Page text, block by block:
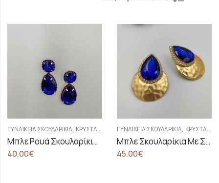
ΓΥΝΑΙΚΕΊΑ ΣΚΟΥΛΑΡΊΚΙΑ, ΚΡΥΣΤΆΛΛΙΝΑ ΣΚΟΥΛΑΡΊΚΙΑ
Μπλε Ρουά Σκουλαρίκια Σταθερά
40.00€
ΓΥΝΑΙΚΕΊΑ ΣΚΟΥΛΑΡΊΚΙΑ, ΚΡΥΣΤΆΛΛΙΝΑ ΣΚΟΥΛΑΡΊΚΙΑ
Μπλε Σκουλαρίκια Με Σφυρήλατο Τελείωμα
45.00€